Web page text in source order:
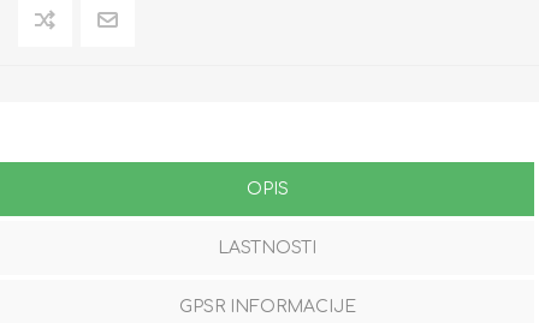
OPIS
LASTNOSTI
GPSR INFORMACIJE